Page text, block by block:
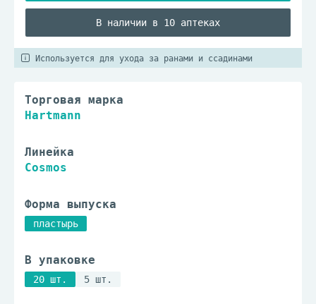
В наличии в 10 аптеках
Используется для ухода за ранами и ссадинами
Торговая марка
Hartmann
Линейка
Cosmos
Форма выпуска
пластырь
В упаковке
20 шт. 5 шт.